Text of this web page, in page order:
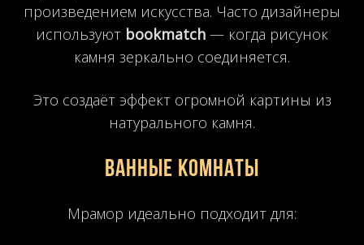
произведением искусства. Часто дизайнеры
используют bookmatch — когда рисунок
камня зеркально соединяется.
Это создаёт эффект огромной картины из
натурального камня.
Ванные комнаты
Мрамор идеально подходит для: